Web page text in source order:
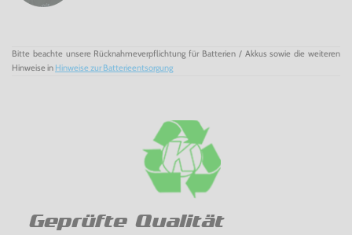
Bitte beachte unsere Rücknahmeverpflichtung für Batterien / Akkus sowie die weiteren
Hinweise in Hinweise zur Batterieentsorgung
Geprüfte Qualität